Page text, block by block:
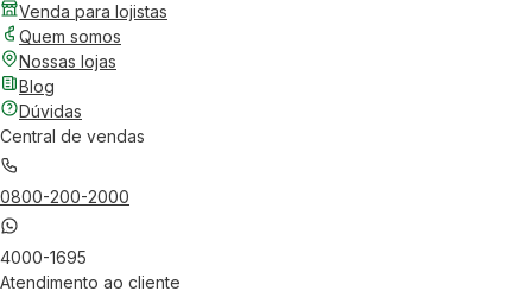
Venda para lojistas
Quem somos
Nossas lojas
Blog
Dúvidas
Central de vendas
0800-200-2000
4000-1695
Atendimento ao cliente